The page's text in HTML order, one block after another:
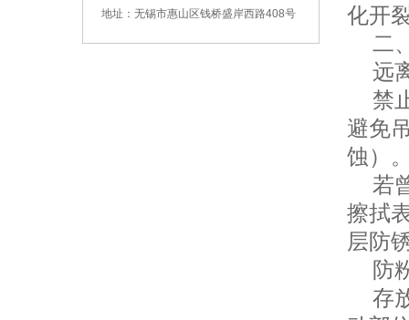
地址：无锡市惠山区钱桥盛岸西路408号
化开
二
远
禁
避免
蚀）
若
擦拭
层防
防
存